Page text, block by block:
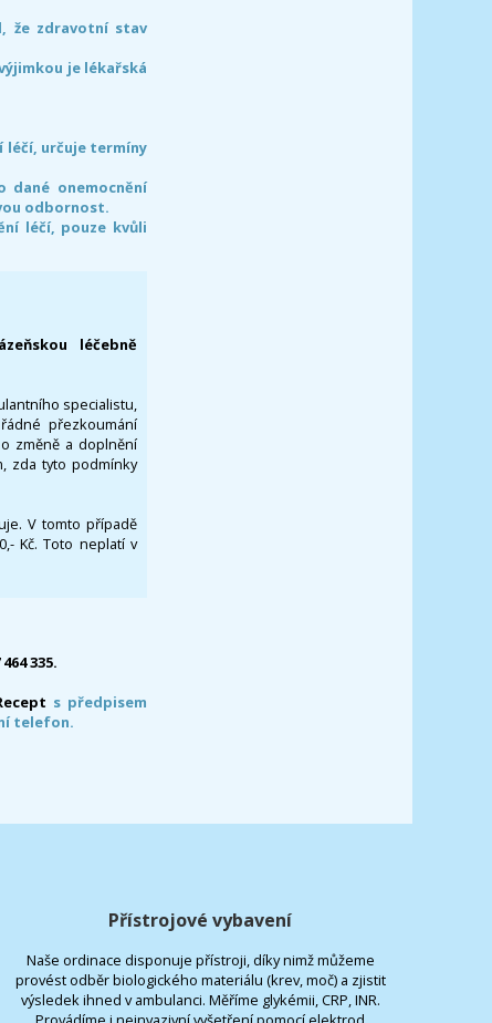
že zdravotní stav
je lékařská
léčí, určuje termíny
onemocnění
odbornost.
léčí, pouze kvůli
léčebně
specialistu,
přezkoumání
změně a doplnění
zda tyto podmínky
V tomto případě
Kč. Toto neplatí v
335.
s předpisem
telefon.
Přístrojové vybavení
Naše ordinace disponuje přístroji, díky nimž můžeme
provést odběr biologického materiálu (krev, moč) a zjistit
výsledek ihned v ambulanci. Měříme glykémii, CRP, INR.